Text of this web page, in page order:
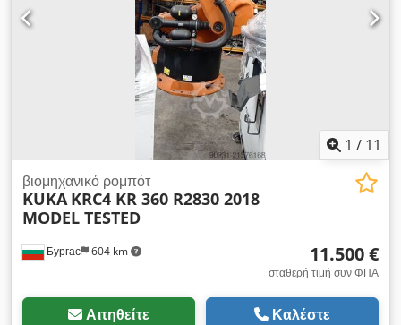
1 / 11
Бургас 604 km
βιομηχανικό ρομπότ
KUKA KRC4 KR 360 R2830 2018
MODEL TESTED
11.500 €
σταθερή τιμή συν ΦΠΑ
Αιτηθείτε Καλέστε